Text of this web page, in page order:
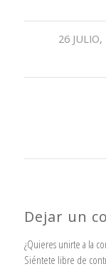
26 /
Dejar un
¿Quieres unirte a la
Siéntete libre de